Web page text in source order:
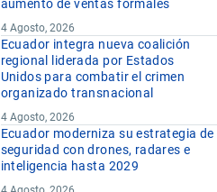
aumento de ventas formales
4 Agosto, 2026
Ecuador integra nueva coalición
regional liderada por Estados
Unidos para combatir el crimen
organizado transnacional
4 Agosto, 2026
Ecuador moderniza su estrategia de
seguridad con drones, radares e
inteligencia hasta 2029